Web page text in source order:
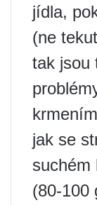
jídla,
(ne
tak jsou
jak se
suchém
(80-100